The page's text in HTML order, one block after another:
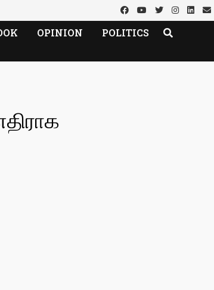
OPINION POLITICS